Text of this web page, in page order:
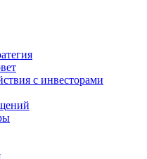
с инвесторами